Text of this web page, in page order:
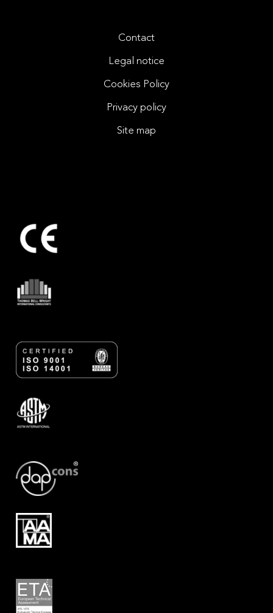
Contact
Legal notice
Cookies Policy
Privacy policy
Site map